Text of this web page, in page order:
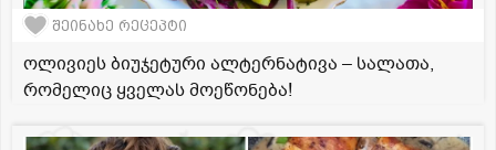
შეინახე რეცეპტი
ოლივიეს ბიუჯეტური ალტერნატივა – სალათა,
რომელიც ყველას მოეწონება!